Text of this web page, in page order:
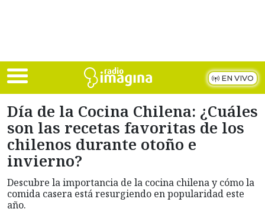
EN VIVO
Día de la Cocina Chilena: ¿Cuáles
son las recetas favoritas de los
chilenos durante otoño e
invierno?
Descubre la importancia de la cocina chilena y cómo la
comida casera está resurgiendo en popularidad este
año.